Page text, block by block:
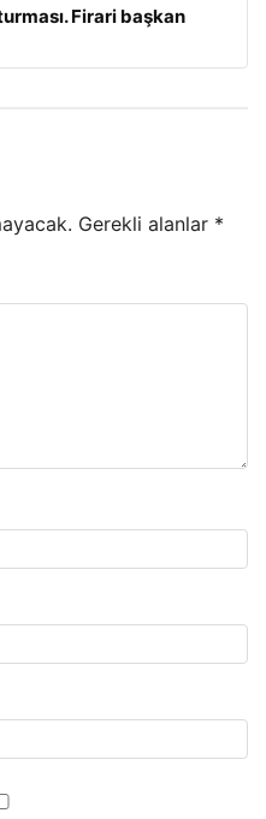
Firari başkan
Gerekli alanlar *